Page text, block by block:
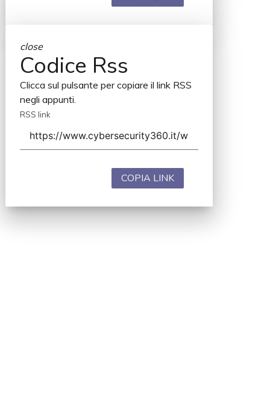
close
Codice Rss
Clicca sul pulsante per copiare il link RSS
negli appunti.
RSS link
COPIA LINK